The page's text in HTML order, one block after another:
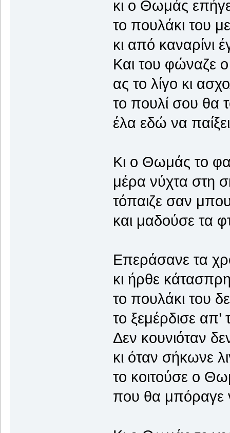
κι ο Θωμάς
το πουλάκι του
κι από καναρίνι
Και του φώναζε
ας το λίγο κι
το πουλί σου θα
έλα εδώ να
Κι ο Θωμάς το
μέρα νύχτα στη
τόπαιζε σαν
και μαδούσε τα
Επεράσανε τα
κι ήρθε κάτασπρη
το πουλάκι του
το ξεμέρδισε
Δεν κουνιόταν
κι όταν σήκωνε
το κοιτούσε ο
που θα μπόραγε